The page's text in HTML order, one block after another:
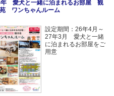
愛犬と一緒に泊まれるお部屋 観
ワンちゃんルーム
設定期間：26年4月～
27年3月 愛犬と一緒
に泊まれるお部屋をご
用意